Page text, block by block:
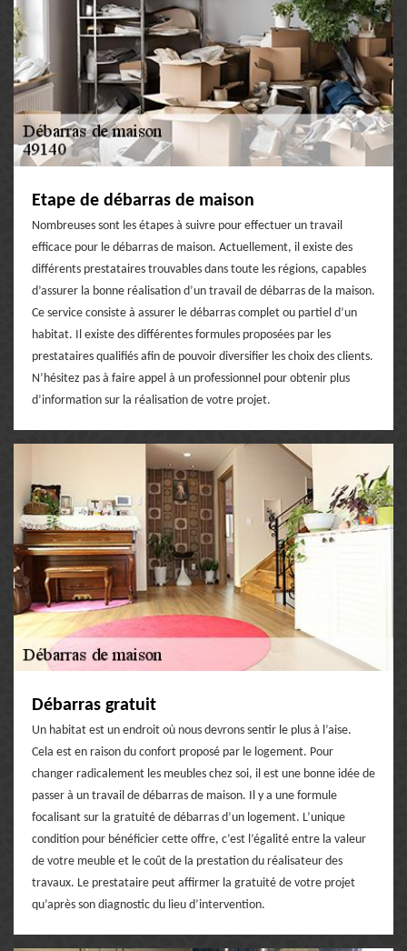
Etape de débarras de maison
Nombreuses sont les étapes à suivre pour effectuer un travail
efficace pour le débarras de maison. Actuellement, il existe des
différents prestataires trouvables dans toute les régions, capables
d’assurer la bonne réalisation d’un travail de débarras de la maison.
Ce service consiste à assurer le débarras complet ou partiel d’un
habitat. Il existe des différentes formules proposées par les
prestataires qualifiés afin de pouvoir diversifier les choix des clients.
N’hésitez pas à faire appel à un professionnel pour obtenir plus
d’information sur la réalisation de votre projet.
Débarras gratuit
Un habitat est un endroit où nous devrons sentir le plus à l’aise.
Cela est en raison du confort proposé par le logement. Pour
changer radicalement les meubles chez soi, il est une bonne idée de
passer à un travail de débarras de maison. Il y a une formule
focalisant sur la gratuité de débarras d’un logement. L’unique
condition pour bénéficier cette offre, c’est l’égalité entre la valeur
de votre meuble et le coût de la prestation du réalisateur des
travaux. Le prestataire peut affirmer la gratuité de votre projet
qu’après son diagnostic du lieu d’intervention.